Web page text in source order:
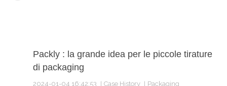
Packly : la grande idea per le piccole tirature
di packaging
2024-01-04 16:42:53 Case History
Packaging